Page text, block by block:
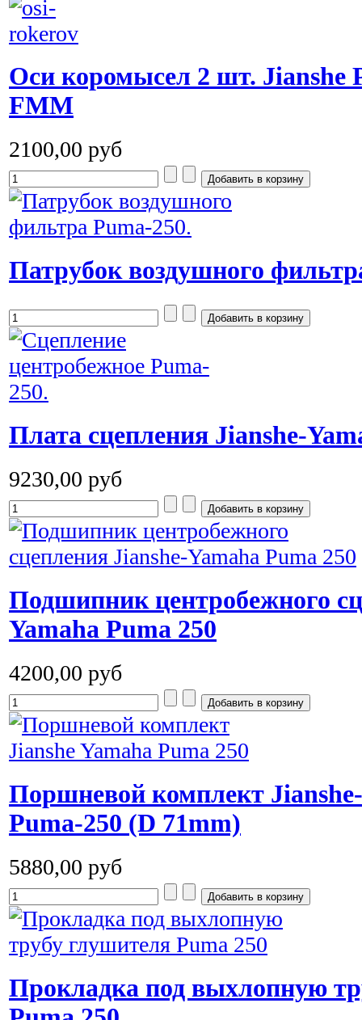
Оси коромысел 2 шт. Jianshe
FMM
2100,00 руб
Патрубок воздушного
Плата сцепления Jianshe-
9230,00 руб
Подшипник центробежного
Yamaha Puma 250
4200,00 руб
Поршневой комплект
Puma-250 (D 71mm)
5880,00 руб
Прокладка под выхлопную